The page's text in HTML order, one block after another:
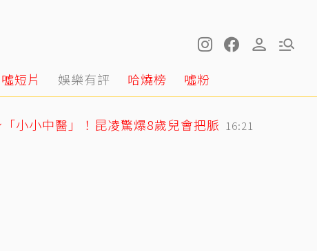
噓短片 娛樂有評 哈燒榜 噓粉
小小中醫」！昆凌驚爆8歲兒會把脈 16:21